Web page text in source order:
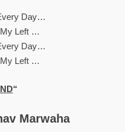
Day…
Left …
Day…
Left …
“
Marwaha